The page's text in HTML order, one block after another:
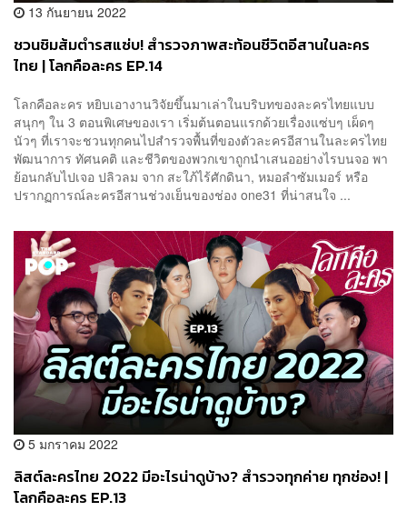
13 กันยายน 2022
ชวนชิมส้มตำรสแซ่บ! สำรวจภาพสะท้อนชีวิตอีสานในละคร
ไทย | โลกคือละคร EP.14
โลกคือละคร หยิบเอางานวิจัยขึ้นมาเล่าในบริบทของละครไทยแบบ
สนุกๆ ใน 3 ตอนพิเศษของเรา เริ่มต้นตอนแรกด้วยเรื่องแซ่บๆ เผ็ดๆ
นัวๆ ที่เราจะชวนทุกคนไปสำรวจพื้นที่ของตัวละครอีสานในละครไทย
พัฒนาการ ทัศนคติ และชีวิตของพวกเขาถูกนำเสนออย่างไรบนจอ พา
ย้อนกลับไปเจอ ปลิวลม จาก สะใภ้ไร้ศักดินา, หมอลำซัมเมอร์ หรือ
ปรากฏการณ์ละครอีสานช่วงเย็นของช่อง one31 ที่น่าสนใจ ...
5 มกราคม 2022
ลิสต์ละครไทย 2022 มีอะไรน่าดูบ้าง? สำรวจทุกค่าย ทุกช่อง! |
โลกคือละคร EP.13